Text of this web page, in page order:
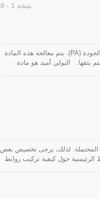
نتيجة 1 - 18 من 18
روابط الكابلات من HUA WEI، والتثبيتات والتجهيزات مصنوعة من بولياميد عالي الجودة (PA). يتم معالجة هذه المادة
بثقها. البولي أميد هو مادة
يبلغ محتوى الرطوبة
جودة الربطات.
المحتملة. لذلك، يرجى تخصيص بعض
الرئيسية حول كيفية تركيب روابط